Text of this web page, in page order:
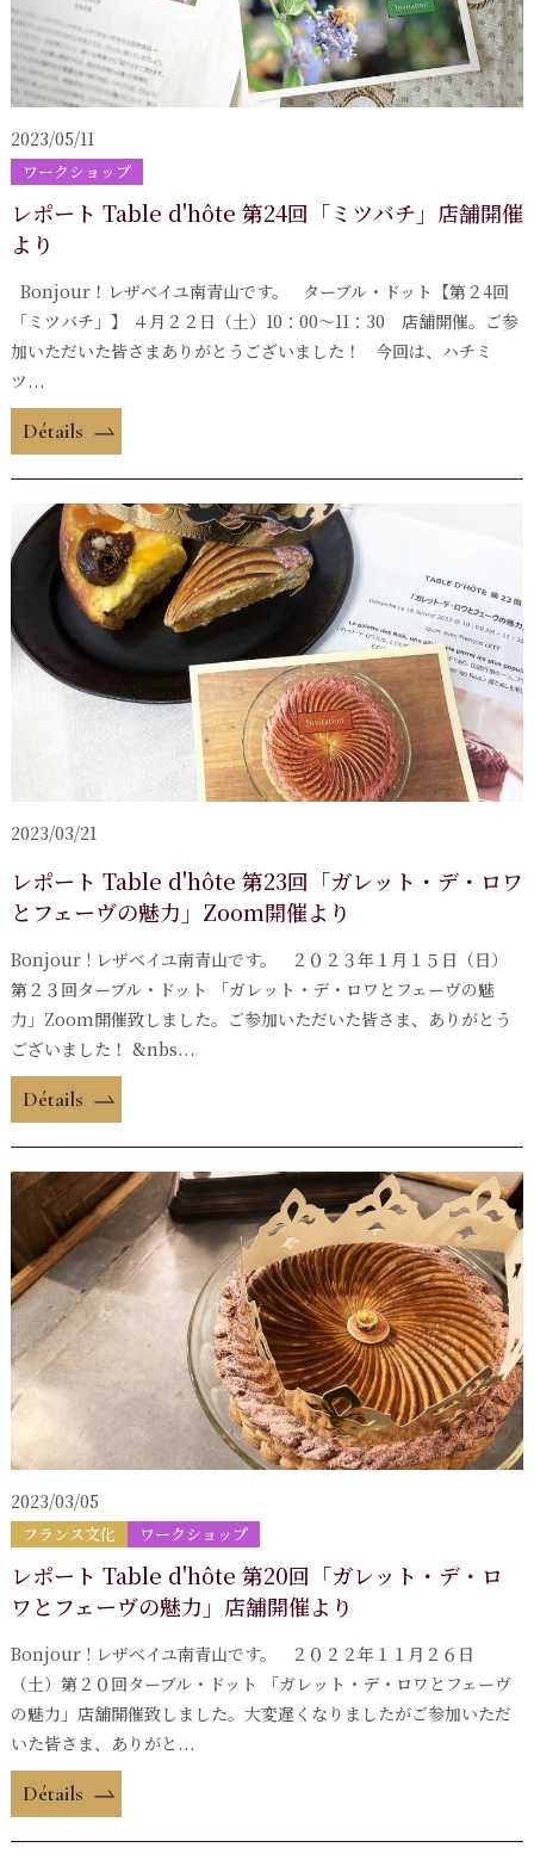
2023/05/11
ワークショップ
レポート Table d'hôte 第24回「ミツバチ」店舗開催
より
Bonjour！レザベイユ南青山です。 ターブル・ドット【第２4回
「ミツバチ」】 ４月２２日（土）10：00～11：30 店舗開催。ご参
加いただいた皆さまありがとうございました！ 今回は、ハチミ
ツ...
Détails
2023/03/21
レポート Table d'hôte 第23回「ガレット・デ・ロワ
とフェーヴの魅力」Zoom開催より
Bonjour ! レザベイユ南青山です。 ２０２３年１月１５日（日）
第２３回ターブル・ドット 「ガレット・デ・ロワとフェーヴの魅
力」Zoom開催致しました。ご参加いただいた皆さま、ありがとう
ございました！ &nbs...
Détails
2023/03/05
フランス文化 ワークショップ
レポート Table d'hôte 第20回「ガレット・デ・ロ
ワとフェーヴの魅力」店舗開催より
Bonjour ! レザベイユ南青山です。 ２０２２年１１月２６日
（土）第２０回ターブル・ドット 「ガレット・デ・ロワとフェーヴ
の魅力」店舗開催致しました。大変遅くなりましたがご参加いただ
いた皆さま、ありがと...
Détails